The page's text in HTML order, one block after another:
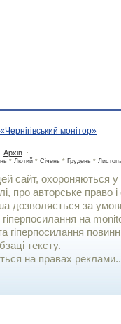
монітор»
Архів :
* Лютий * Січень * Грудень *
сайт, охороняються у
про авторське право і
дозволяється за
на
тексту.
на правах реклами..